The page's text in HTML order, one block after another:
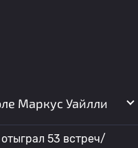
Маркус Уайлли
53 встреч/